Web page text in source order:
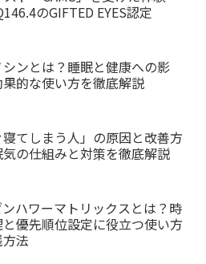
のGIFTED EYES認定
ンとは？睡眠と健康への影
的な使い方を徹底解説
寝てしまう人」の原因と改善方
の仕組みと対策を徹底解説
ハワーマトリックスとは？時
優先順位設定に役立つ使い方
方法